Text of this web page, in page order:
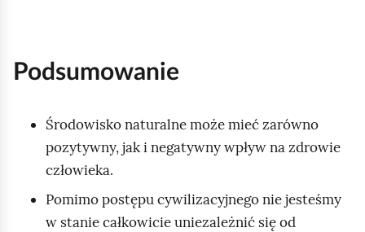
o
ć
p
o
Podsumowanie
Środowisko naturalne może mieć zarówno
pozytywny, jak i negatywny wpływ na zdrowie
człowieka.
Pomimo postępu cywilizacyjnego nie jesteśmy
w stanie całkowicie uniezależnić się od